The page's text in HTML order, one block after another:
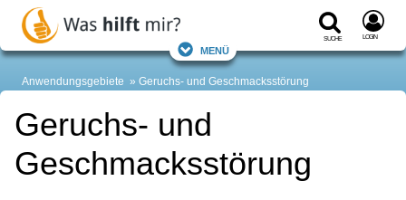
Suche Login
Menü
Anwendungsgebiete Geruchs- und Geschmacksstörung
Geruchs- und
Geschmacksstörung